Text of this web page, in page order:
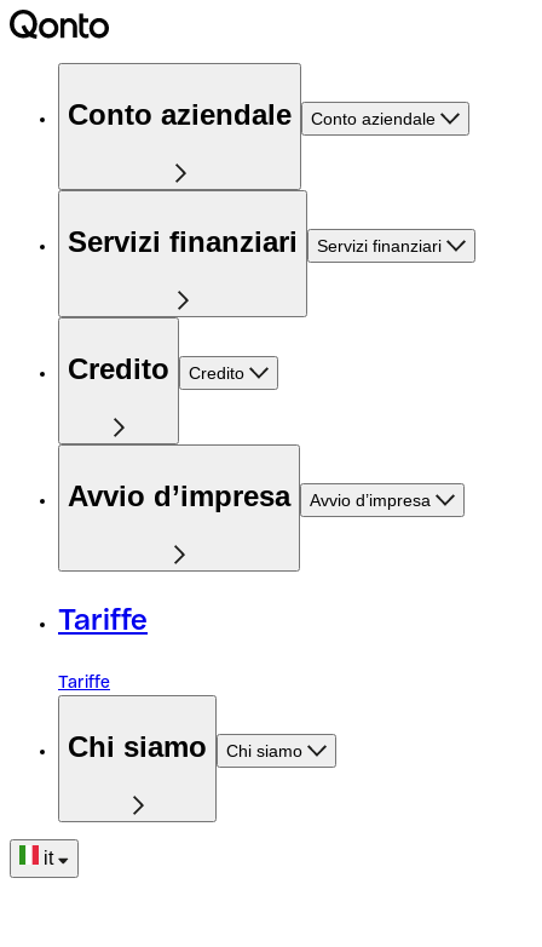
Conto aziendale Conto aziendale
Servizi finanziari Servizi finanziari
Credito Credito
Avvio d’impresa Avvio d’impresa
Tariffe
Tariffe
Chi siamo Chi siamo
it